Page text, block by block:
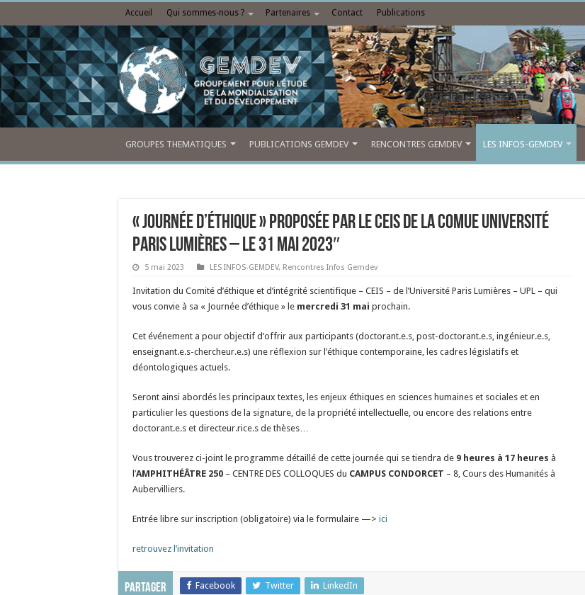
Accueil Qui sommes-nous ? Partenaires Contact Publications
GROUPES THEMATIQUES PUBLICATIONS GEMDEV RENCONTRES GEMDEV LES INFOS-GEMDEV
« Journée d’éthique » proposée par le CEIS de la ComUE Université
Paris Lumières – le 31 mai 2023″
5 mai 2023 LES INFOS-GEMDEV, Rencontres Infos Gemdev
Invitation du Comité d’éthique et d’intégrité scientifique – CEIS – de l’Université Paris Lumières – UPL – qui
vous convie à sa « Journée d’éthique » le mercredi 31 mai prochain.
Cet événement a pour objectif d’offrir aux participants (doctorant.e.s, post-doctorant.e.s, ingénieur.e.s,
enseignant.e.s-chercheur.e.s) une réflexion sur l’éthique contemporaine, les cadres législatifs et
déontologiques actuels.
Seront ainsi abordés les principaux textes, les enjeux éthiques en sciences humaines et sociales et en
particulier les questions de la signature, de la propriété intellectuelle, ou encore des relations entre
doctorant.e.s et directeur.rice.s de thèses…
Vous trouverez ci-joint le programme détaillé de cette journée qui se tiendra de 9 heures à 17 heures à
l’AMPHITHÉÂTRE 250 – CENTRE DES COLLOQUES du CAMPUS CONDORCET – 8, Cours des Humanités à
Aubervilliers.
Entrée libre sur inscription (obligatoire) via le formulaire —> ici
retrouvez l’invitation
Partager Facebook Twitter LinkedIn